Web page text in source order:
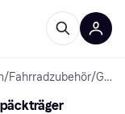
/Fahrradzubehör/ Gepäckträger